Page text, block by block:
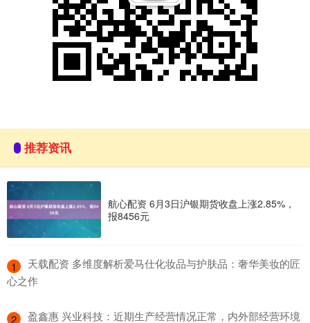
推荐资讯
航心配资 6月3日沪银期货收盘上涨2.85%，
报8456元
1
​天载配资 多维度解析爱马仕化妆品与护肤品：奢华美妆的匠
心之作
2
​盈鑫惠 兴业科技：近期生产经营情况正常，内外部经营环境